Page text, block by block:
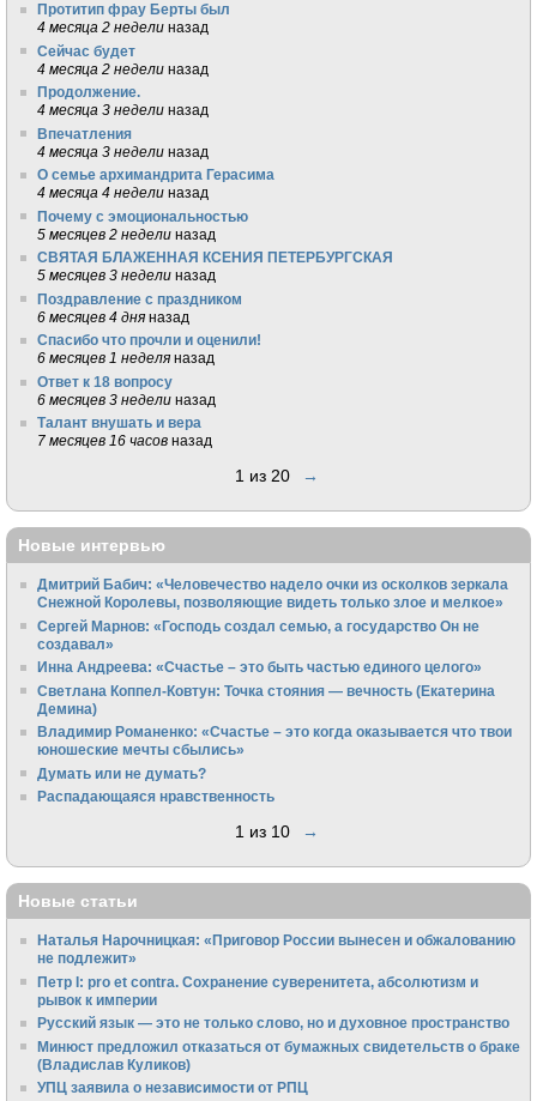
Протитип фрау Берты был
4 месяца 2 недели назад
Сейчас будет
4 месяца 2 недели назад
Продолжение.
4 месяца 3 недели назад
Впечатления
4 месяца 3 недели назад
О семье архимандрита Герасима
4 месяца 4 недели назад
Почему с эмоциональностью
5 месяцев 2 недели назад
СВЯТАЯ БЛАЖЕННАЯ КСЕНИЯ ПЕТЕРБУРГСКАЯ
5 месяцев 3 недели назад
Поздравление с праздником
6 месяцев 4 дня назад
Спасибо что прочли и оценили!
6 месяцев 1 неделя назад
Ответ к 18 вопросу
6 месяцев 3 недели назад
Талант внушать и вера
7 месяцев 16 часов назад
1 из 20 →
Новые интервью
Дмитрий Бабич: «Человечество надело очки из осколков зеркала
Снежной Королевы, позволяющие видеть только злое и мелкое»
Сергей Марнов: «Господь создал семью, а государство Он не
создавал»
Инна Андреева: «Счастье – это быть частью единого целого»
Светлана Коппел-Ковтун: Точка стояния — вечность (Екатерина
Демина)
Владимир Романенко: «Счастье – это когда оказывается что твои
юношеские мечты сбылись»
Думать или не думать?
Распадающаяся нравственность
1 из 10 →
Новые статьи
Наталья Нарочницкая: «Приговор России вынесен и обжалованию
не подлежит»
Петр I: pro et contra. Сохранение суверенитета, абсолютизм и
рывок к империи
Русский язык — это не только слово, но и духовное пространство
Минюст предложил отказаться от бумажных свидетельств о браке
(Владислав Куликов)
УПЦ заявила о независимости от РПЦ